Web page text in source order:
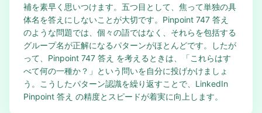
補を素早く思いつけます。五つ目として、焦って単独の具
体名を答えにしないことが大切です。Pinpoint 747 答え
のような問題では、個々の語ではなく、それらを包括する
グループ名が正解になるパターンがほとんどです。したが
って、Pinpoint 747 答え を考えるときは、「これらはす
べて何の一種か？」という問いを自分に投げかけましょ
う。こうしたパターン認識を繰り返すことで、LinkedIn
Pinpoint 答え の精度とスピードが着実に向上します。